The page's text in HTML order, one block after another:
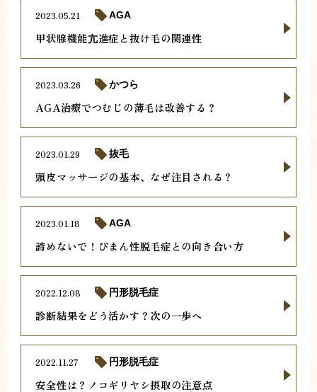
甲状腺機能亢進症と抜け毛の関連性
2023.05.21 AGA
AGA治療でつむじの薄毛は改善する？
2023.03.26 かつら
頭皮マッサージの基本、なぜ注目される？
2023.01.29 抜毛
諦めないで！びまん性脱毛症との向き合い方
2023.01.18 AGA
診断結果をどう活かす？次の一歩へ
2022.12.08 円形脱毛症
安全性は？ノコギリヤシ摂取の注意点
2022.11.27 円形脱毛症